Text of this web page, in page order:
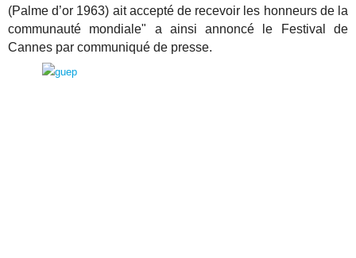
(Palme d’or 1963) ait accepté de recevoir les honneurs de la
communauté mondiale" a ainsi annoncé le Festival de
Cannes par communiqué de presse.